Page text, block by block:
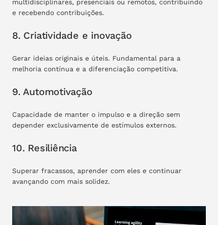
multidisciplinares, presenciais ou remotos, contribuindo
e recebendo contribuições.
8. Criatividade e inovação
Gerar ideias originais e úteis. Fundamental para a
melhoria contínua e a diferenciação competitiva.
9. Automotivação
Capacidade de manter o impulso e a direção sem
depender exclusivamente de estímulos externos.
10. Resiliência
Superar fracassos, aprender com eles e continuar
avançando com mais solidez.